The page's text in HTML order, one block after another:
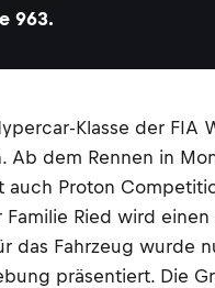
963.
Klasse der FIA
Ab dem Rennen in
auch Proton
Familie Ried wird einen
das Fahrzeug wurde
präsentiert. Die